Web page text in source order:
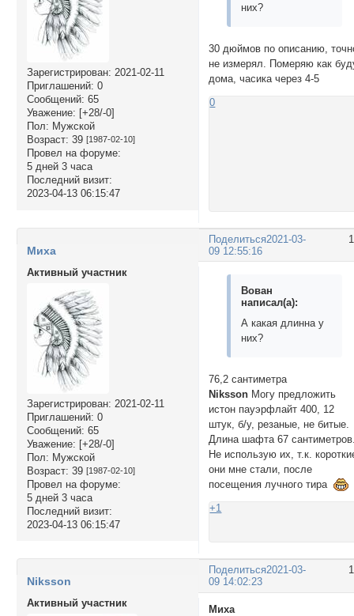
Зарегистрирован: 2021-02-11
Приглашений: 0
Сообщений: 65
Уважение: [+28/-0]
Пол: Мужской
Возраст: 39 [1987-02-10]
Провел на форуме:
5 дней 3 часа
Последний визит:
2023-04-13 06:15:47
них?
30 дюймов по описанию,
не измерял. Померяю как
дома, часика через 4-5
0
Поделиться2021-03-
09 12:55:16
Миха
Активный участник
Зарегистрирован: 2021-02-11
Приглашений: 0
Сообщений: 65
Уважение: [+28/-0]
Пол: Мужской
Возраст: 39 [1987-02-10]
Провел на форуме:
5 дней 3 часа
Последний визит:
2023-04-13 06:15:47
Вован
написал(а):
А какая длинна у
них?
76,2 сантиметра
Niksson Могу предложить
истон пауэрфлайт 400, 12
штук, б/у, резаные, не битые.
Длина шафта 67
Не использую их, т.к.
они мне стали, после
посещения лучного тира
+1
Поделиться2021-03-
09 14:02:23
Niksson
Активный участник
Миха